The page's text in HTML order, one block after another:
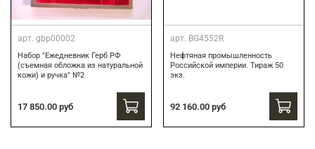
арт. gbp00002
Набор "Ежедневник Герб РФ
(съемная обложка из натуральной
кожи) и ручка" №2
17 850.00 руб
арт. BG4552R
Нефтяная промышленность
Российской империи. Тираж 50
экз.
92 160.00 руб